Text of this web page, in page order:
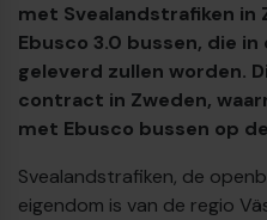
met Svealandstrafiken in
Ebusco 3.0 bussen, die
geleverd zullen worden.
contract in Zweden,
met Ebusco bussen op
Svealandstrafiken, de
eigendom is van de regio